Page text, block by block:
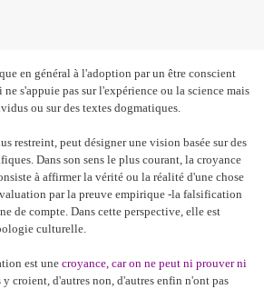
en général à l'adoption par un être conscient
s'appuie pas sur l'expérience ou la science mais
ou sur des textes dogmatiques.
restreint, peut désigner une vision basée sur des
Dans son sens le plus courant, la croyance
à affirmer la vérité ou la réalité d'une chose
par la preuve empirique -la falsification
de compte. Dans cette perspective, elle est
culturelle.
est une croyance, car on ne peut ni prouver ni
y croient, d'autres non, d'autres enfin n'ont pas